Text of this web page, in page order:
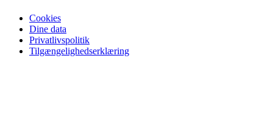
Cookies
Dine data
Privatlivspolitik
Tilgængelighedserklæring